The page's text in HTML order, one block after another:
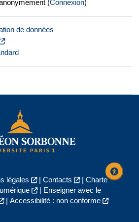
(Connexion)
de données
légales | Contacts | Charte
|
Enseigner avec le
| Accessibilité : non conforme